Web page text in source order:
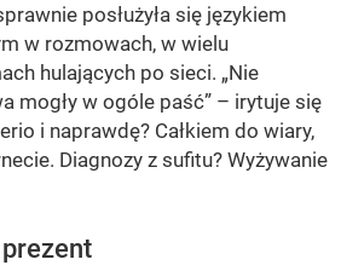
posłużyła się językiem
w rozmowach, w wielu
hulających po sieci. „Nie
mogły w ogóle paść” – irytuje się
i naprawdę? Całkiem do wiary,
Diagnozy z sufitu? Wyżywanie